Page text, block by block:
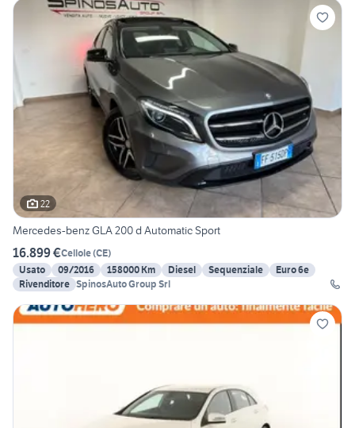
22
Mercedes-benz GLA 200 d Automatic Sport
16.899 €Cellole(CE)
Usato
09/2016 158000 Km Diesel Sequenziale
Euro 6e
Rivenditore SpinosAuto Group Srl